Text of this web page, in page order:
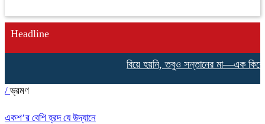
Headline
বিয়ে হয়নি, তবুও সন্তানের মা—এক
/ভ্রমণ
একশ’র বেশি হ্রদ যে উদ্যানে